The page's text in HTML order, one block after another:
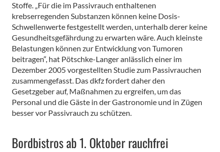
Stoffe. „Für die im Passivrauch enthaltenen
krebserregenden Substanzen können keine Dosis-
Schwellenwerte festgestellt werden, unterhalb derer keine
Gesundheitsgefährdung zu erwarten wäre. Auch kleinste
Belastungen können zur Entwicklung von Tumoren
beitragen“, hat Pötschke-Langer anlässlich einer im
Dezember 2005 vorgestellten Studie zum Passivrauchen
zusammengefasst. Das dkfz fordert daher den
Gesetzgeber auf, Maßnahmen zu ergreifen, um das
Personal und die Gäste in der Gastronomie und in Zügen
besser vor Passivrauch zu schützen.
Bordbistros ab 1. Oktober rauchfrei